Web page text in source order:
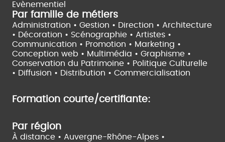
Evènementiel
Par famille de métiers
Administration • Gestion • Direction • Architecture
• Décoration • Scénographie • Artistes •
Communication • Promotion • Marketing •
Conception web • Multimédia • Graphisme •
Conservation du Patrimoine • Politique Culturelle
• Diffusion • Distribution • Commercialisation
Formation courte/certifiante:
Par région
À distance • Auvergne-Rhône-Alpes •